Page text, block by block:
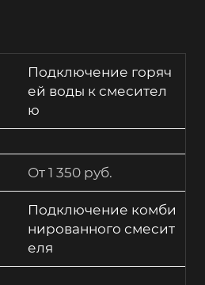
Подключение горяч
ей воды к смесител
ю
От 1 350 руб.
Подключение комби
нированного смесит
еля